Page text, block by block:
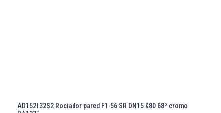
AD152132S2 Rociador pared F1-56 SR DN15 K80 68º cromo